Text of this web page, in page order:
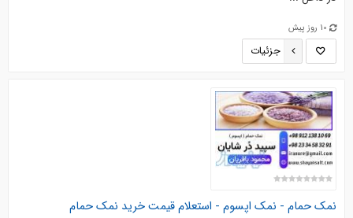
10 روز پیش
جزئیات
نمک حمام - نمک اپسوم - استعلام قیمت خرید نمک حمام